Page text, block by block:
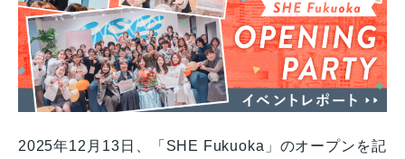
2025年12月13日、「SHE Fukuoka」のオープンを記